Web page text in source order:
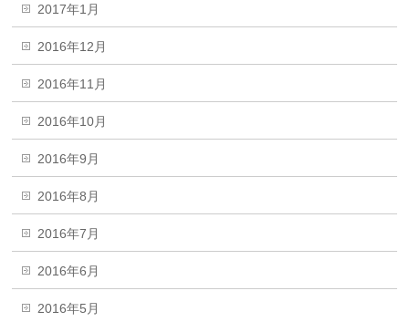
2017年1月
2016年12月
2016年11月
2016年10月
2016年9月
2016年8月
2016年7月
2016年6月
2016年5月